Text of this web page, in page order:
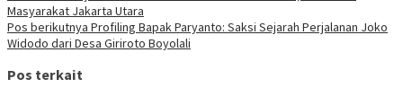
Masyarakat Jakarta Utara
Pos berikutnya Profiling Bapak Paryanto: Saksi Sejarah Perjalanan Joko
Widodo dari Desa Giriroto Boyolali
Pos terkait